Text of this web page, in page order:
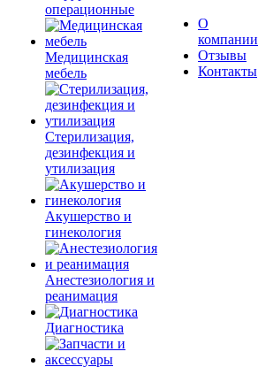
операционные
Медицинская
мебель
Стерилизация,
дезинфекция и
утилизация
Акушерство и
гинекология
Анестезиология и
реанимация
Диагностика
О
компании
Отзывы
Контакты